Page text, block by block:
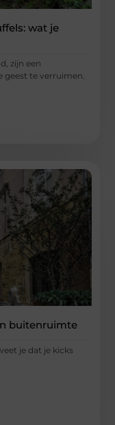
wat je
zijn een
geest te verruimen.
buitenruimte
je dat je kicks